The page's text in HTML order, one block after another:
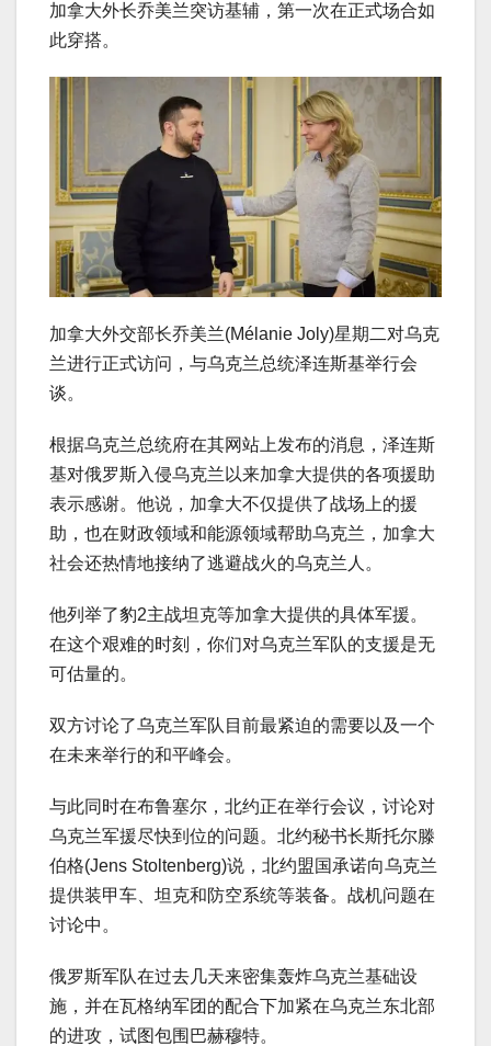
加拿大外长乔美兰突访基辅，第一次在正式场合如
此穿搭。
加拿大外交部长乔美兰(Mélanie Joly)星期二对乌克
兰进行正式访问，与乌克兰总统泽连斯基举行会
谈。
根据乌克兰总统府在其网站上发布的消息，泽连斯
基对俄罗斯入侵乌克兰以来加拿大提供的各项援助
表示感谢。他说，加拿大不仅提供了战场上的援
助，也在财政领域和能源领域帮助乌克兰，加拿大
社会还热情地接纳了逃避战火的乌克兰人。
他列举了豹2主战坦克等加拿大提供的具体军援。
在这个艰难的时刻，你们对乌克兰军队的支援是无
可估量的。
双方讨论了乌克兰军队目前最紧迫的需要以及一个
在未来举行的和平峰会。
与此同时在布鲁塞尔，北约正在举行会议，讨论对
乌克兰军援尽快到位的问题。北约秘书长斯托尔滕
伯格(Jens Stoltenberg)说，北约盟国承诺向乌克兰
提供装甲车、坦克和防空系统等装备。战机问题在
讨论中。
俄罗斯军队在过去几天来密集轰炸乌克兰基础设
施，并在瓦格纳军团的配合下加紧在乌克兰东北部
的进攻，试图包围巴赫穆特。